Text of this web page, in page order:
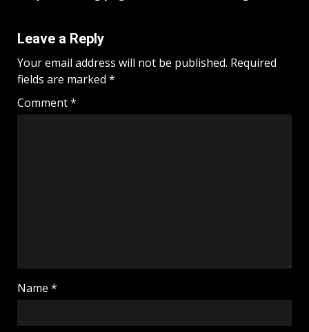
Leave a Reply
Your email address will not be published. Required
fields are marked *
Comment*
Name *